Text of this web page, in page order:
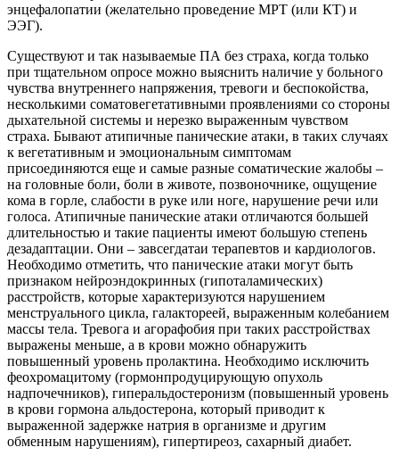
энцефалопатии (желательно проведение МРТ (или КТ) и
ЭЭГ).
Существуют и так называемые ПА без страха, когда только
при тщательном опросе можно выяснить наличие у больного
чувства внутреннего напряжения, тревоги и беспокойства,
несколькими соматовегетативными проявлениями со стороны
дыхательной системы и нерезко выраженным чувством
страха. Бывают атипичные панические атаки, в таких случаях
к вегетативным и эмоциональным симптомам
присоединяются еще и самые разные соматические жалобы –
на головные боли, боли в животе, позвоночнике, ощущение
кома в горле, слабости в руке или ноге, нарушение речи или
голоса. Атипичные панические атаки отличаются большей
длительностью и такие пациенты имеют большую степень
дезадаптации. Они – завсегдатаи терапевтов и кардиологов.
Необходимо отметить, что панические атаки могут быть
признаком нейроэндокринных (гипоталамических)
расстройств, которые характеризуются нарушением
менструального цикла, галактореей, выраженным колебанием
массы тела. Тревога и агорафобия при таких расстройствах
выражены меньше, а в крови можно обнаружить
повышенный уровень пролактина. Необходимо исключить
феохромацитому (гормонпродуцирующую опухоль
надпочечников), гиперальдостеронизм (повышенный уровень
в крови гормона альдостерона, который приводит к
выраженной задержке натрия в организме и другим
обменным нарушениям), гипертиреоз, сахарный диабет.